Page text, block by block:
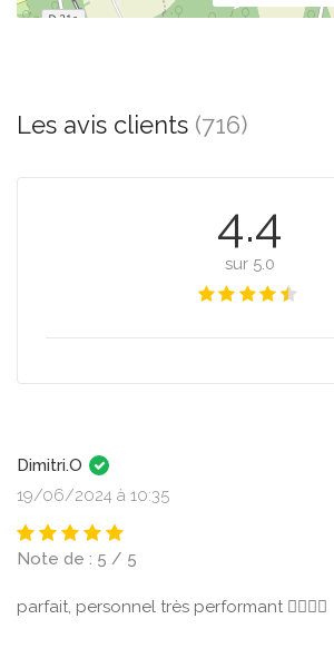
Les avis clients (716)
4.4
sur 5.0
Dimitri.O
19/06/2024 à 10:35
Note de : 5 / 5
parfait, personnel très performant 👍🏻👍🏻